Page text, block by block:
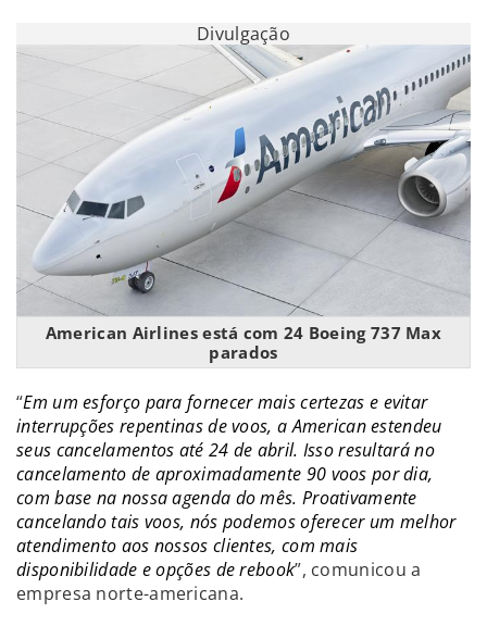
Divulgação
American Airlines está com 24 Boeing 737 Max
parados
“Em um esforço para fornecer mais certezas e evitar
interrupções repentinas de voos, a American estendeu
seus cancelamentos até 24 de abril. Isso resultará no
cancelamento de aproximadamente 90 voos por dia,
com base na nossa agenda do mês. Proativamente
cancelando tais voos, nós podemos oferecer um melhor
atendimento aos nossos clientes, com mais
disponibilidade e opções de rebook”, comunicou a
empresa norte-americana.